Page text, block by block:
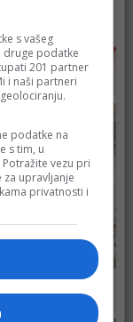
DM
Fructa Trade –
Kort Marketi
s vašeg
druge podatke
201 partner
i naši partneri
podatke na
s tim, u
vezu pri
za upravljanje
privatnosti i